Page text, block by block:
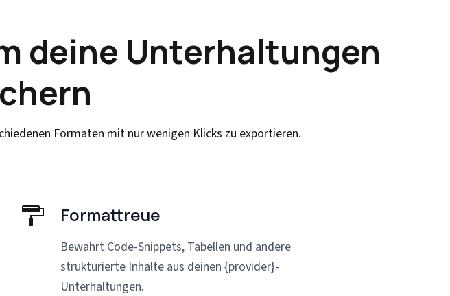
deine Unterhaltungen
Formaten mit nur wenigen Klicks zu exportieren.
Formattreue
Bewahrt Code-Snippets, Tabellen und andere
strukturierte Inhalte aus deinen {provider}-
Unterhaltungen.